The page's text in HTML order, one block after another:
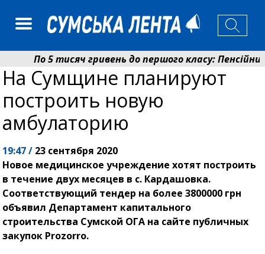
По 5 тисяч гривень до першого класу:
Ніколаєнко: у Сумах погодили 115 компенсацій
На Сумщине планируют
построить новую
амбулаторию
19:47 / 23 сентября 2020
Новое медицинское учреждение хотят построить
в течение двух месяцев в с. Кардашовка.
Соответствующий тендер на более 3800000 грн
объявил Департамент капитального
строительства Сумской ОГА на сайте публичных
закупок Prozorro.